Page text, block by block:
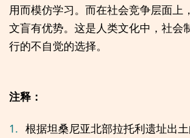
用而模仿学习。而在社会竞争层面上
文盲有优势。这是人类文化中，社会
行的不自觉的选择。
注释：
1. 根据坦桑尼亚北部拉托利遗址出土